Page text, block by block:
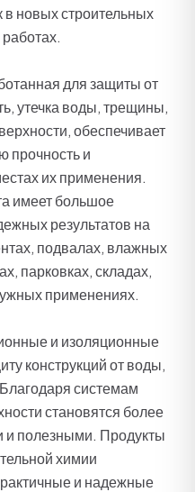
новых строительных
для защиты от
утечка воды, трещины,
обеспечивает
прочность и
их применения.
имеет большое
результатов на
подвалах, влажных
парковках, складах,
применениях.
и изоляционные
конструкций от воды,
системам
становятся более
и полезными. Продукты
химии
и надежные